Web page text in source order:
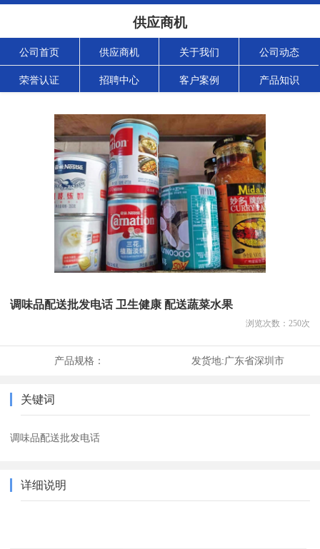
供应商机
公司首页 供应商机 关于我们 公司动态
荣誉认证 招聘中心 客户案例 产品知识
调味品配送批发电话 卫生健康 配送蔬菜水果
浏览次数： 250次
产品规格： 发货地:广东省深圳市
关键词
调味品配送批发电话
详细说明